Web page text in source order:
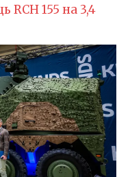
RCH 155 на 3,4